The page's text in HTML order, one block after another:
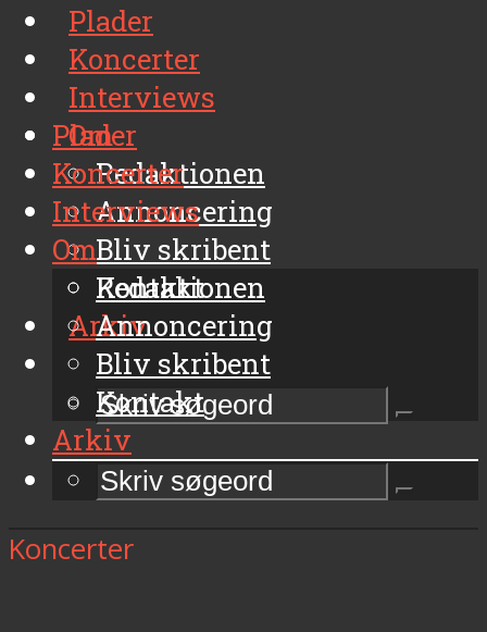
Plader
Koncerter
Interviews
Om
Redaktionen
Annoncering
Bliv skribent
Kontakt
Arkiv
Plader
Koncerter
Interviews
Om
Redaktionen
Annoncering
Bliv skribent
Kontakt
Arkiv
Koncerter